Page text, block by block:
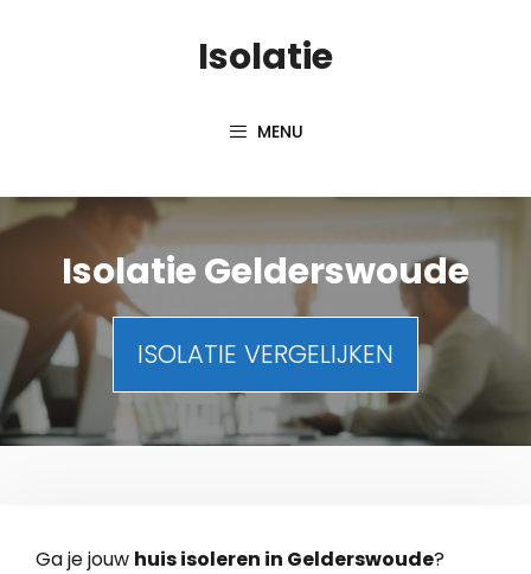
Isolatie
MENU
Isolatie Gelderswoude
ISOLATIE VERGELIJKEN
Ga je jouw huis isoleren in Gelderswoude?